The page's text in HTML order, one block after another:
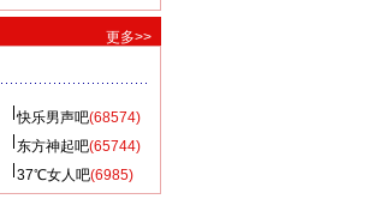
更多>>
快乐男声吧(68574)
东方神起吧(65744)
37℃女人吧(6985)